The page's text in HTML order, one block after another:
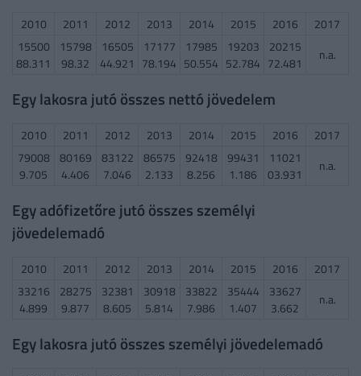
2010 2011 2012 2013 2014 2015 2016
2017
15500
88.311
15798
98.32
16505
44.921
17177
78.194
17985
50.554
19203
52.784
20215
72.481
n.a.
Egy lakosra jutó összes nettó jövedelem
2010 2011 2012 2013 2014 2015 2016
2017
79008
9.705
80169
4.406
83122
7.046
86575
2.133
92418
8.256
99431
1.186
11021
03.931
n.a.
Egy adófizetőre jutó összes személyi
jövedelemadó
2010 2011 2012 2013 2014 2015 2016
2017
33216
4.899
28275
9.877
32381
8.605
30918
5.814
33822
7.986
35444
1.407
33627
3.662
n.a.
Egy lakosra jutó összes személyi jövedelemadó